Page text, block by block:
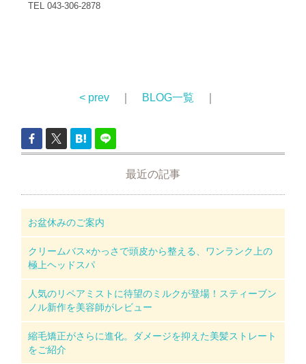
TEL 043-306-2878
< prev BLOG一覧
最近の記事
お盆休みのご案内
クリームバス×かっさで頭皮から整える、ワンランク上の
極上ヘッドスパ
人気のリペアミストに待望のミルクが登場！スティーブン
ノル新作を美容師がレビュー
縮毛矯正がさらに進化。ダメージを抑えた美髪ストレート
をご紹介